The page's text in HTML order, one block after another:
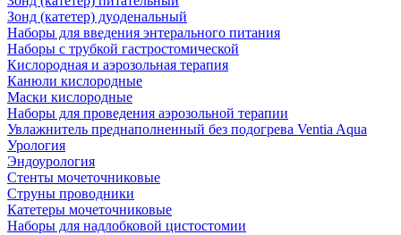
Зонд (катетер) дуоденальный
Наборы для введения энтерального питания
Наборы с трубкой гастростомической
Кислородная и аэрозольная терапия
Канюли кислородные
Маски кислородные
Наборы для проведения аэрозольной терапии
Увлажнитель преднаполненный без подогрева Ventia Aqua
Урология
Эндоурология
Стенты мочеточниковые
Струны проводники
Катетеры мочеточниковые
Наборы для надлобковой цистостомии